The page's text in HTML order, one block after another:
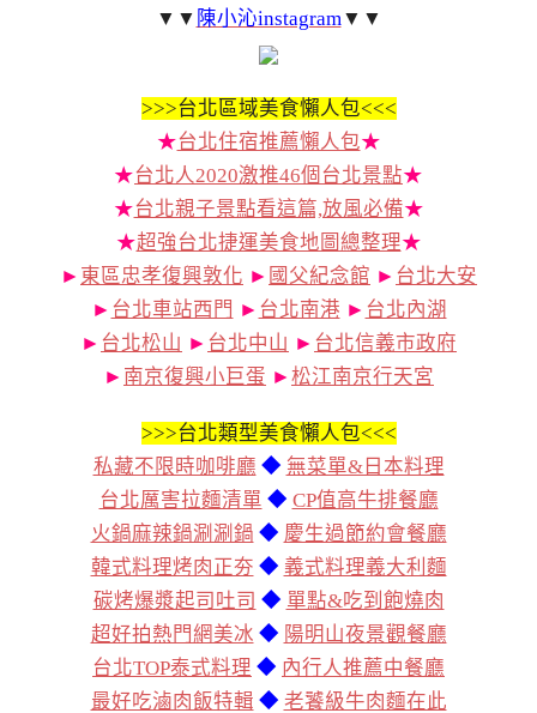
▼▼ 陳小沁instagram▼▼
>>>台北區域美食懶人包<<<
★台北住宿推薦懶人包★
★台北人2020激推46個台北景點★
★台北親子景點看這篇,放風必備★
★超強台北捷運美食地圖總整理★
► 東區忠孝復興敦化 ► 國父紀念館 ► 台北大安
► 台北車站西門 ► 台北南港 ► 台北內湖
► 台北松山 ► 台北中山 ► 台北信義市政府
► 南京復興小巨蛋 ► 松江南京行天宮
>>>台北類型美食懶人包<<<
私藏不限時咖啡廳 ◆ 無菜單&日本料理
台北厲害拉麵清單 ◆ CP值高牛排餐廳
火鍋麻辣鍋涮涮鍋 ◆ 慶生過節約會餐廳
韓式料理烤肉正夯 ◆ 義式料理義大利麵
碳烤爆漿起司吐司 ◆ 單點&吃到飽燒肉
超好拍熱門網美冰 ◆ 陽明山夜景觀餐廳
台北TOP泰式料理 ◆ 內行人推薦中餐廳
最好吃滷肉飯特輯 ◆ 老饕級牛肉麵在此